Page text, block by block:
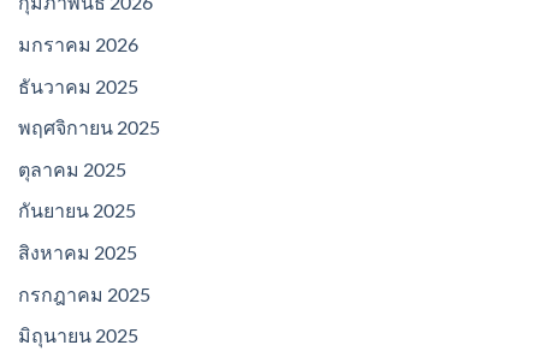
มกราคม 2026
ธันวาคม 2025
พฤศจิกายน 2025
ตุลาคม 2025
กันยายน 2025
สิงหาคม 2025
กรกฎาคม 2025
มิถุนายน 2025